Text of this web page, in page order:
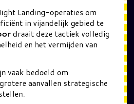
Landing-operaties om
in vijandelijk gebied te
draait deze tactiek volledig
en het vermijden van
vaak bedoeld om
aanvallen strategische